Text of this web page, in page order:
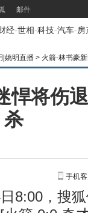
邮件
经-世相-科技-汽车-房
|姚明直播 > 火箭-林书豪
悍将伤
杀
手机
8:00，搜